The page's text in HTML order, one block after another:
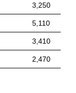
3,250
5,110
3,410
2,470